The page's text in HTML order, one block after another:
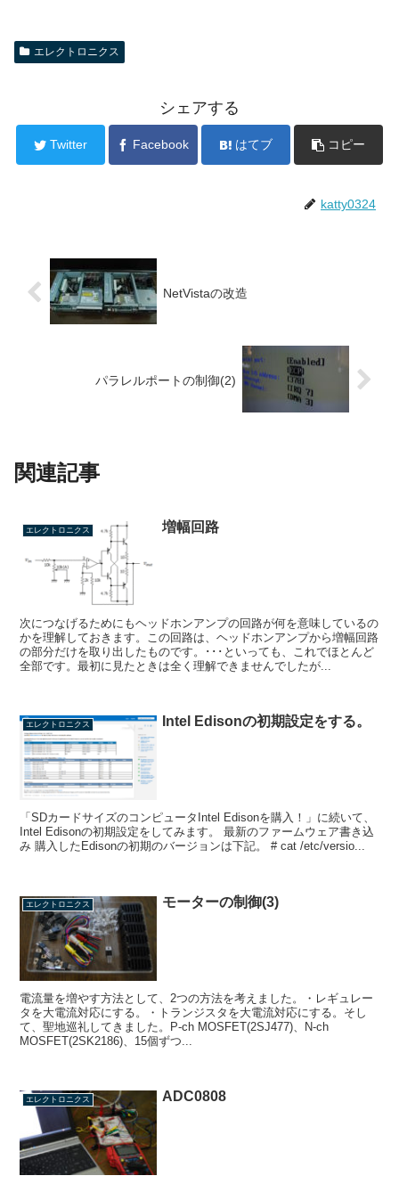
エレクトロニクス
シェアする
Twitter Facebook はてブ コピー
katty0324
NetVistaの改造
パラレルポートの制御(2)
関連記事
エレクトロニクス 増幅回路
次につなげるためにもヘッドホンアンプの回路が何を意味しているの
かを理解しておきます。この回路は、ヘッドホンアンプから増幅回路
の部分だけを取り出したものです。･･･といっても、これでほとんど
全部です。最初に見たときは全く理解できませんでしたが...
エレクトロニクス Intel Edisonの初期設定をする。
「SDカードサイズのコンピュータIntel Edisonを購入！」に続いて、
Intel Edisonの初期設定をしてみます。 最新のファームウェア書き込
み 購入したEdisonの初期のバージョンは下記。 # cat /etc/versio...
エレクトロニクス モーターの制御(3)
電流量を増やす方法として、2つの方法を考えました。・レギュレー
タを大電流対応にする。・トランジスタを大電流対応にする。そし
て、聖地巡礼してきました。P-ch MOSFET(2SJ477)、N-ch
MOSFET(2SK2186)、15個ずつ...
エレクトロニクス ADC0808